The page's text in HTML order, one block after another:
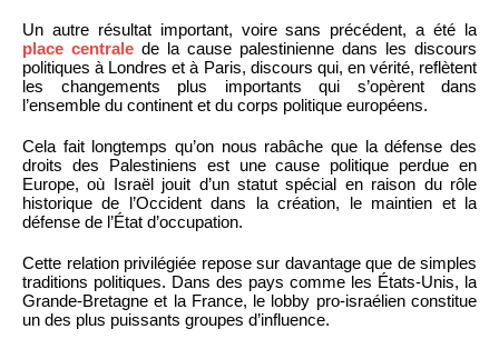
Un autre résultat important, voire sans précédent, a été la
place centrale de la cause palestinienne dans les discours
politiques à Londres et à Paris, discours qui, en vérité, reflètent
les changements plus importants qui s’opèrent dans
l’ensemble du continent et du corps politique européens.
Cela fait longtemps qu’on nous rabâche que la défense des
droits des Palestiniens est une cause politique perdue en
Europe, où Israël jouit d’un statut spécial en raison du rôle
historique de l’Occident dans la création, le maintien et la
défense de l’État d’occupation.
Cette relation privilégiée repose sur davantage que de simples
traditions politiques. Dans des pays comme les États-Unis, la
Grande-Bretagne et la France, le lobby pro-israélien constitue
un des plus puissants groupes d’influence.